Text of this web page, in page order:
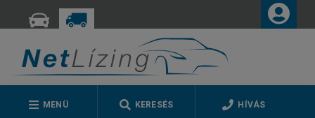
MENÜ KERESÉS HÍVÁS